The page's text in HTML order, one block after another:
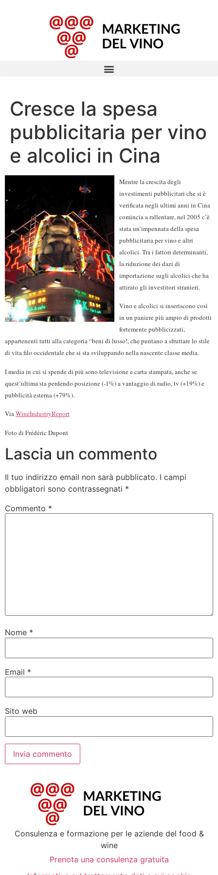
Cresce la spesa
pubblicitaria per vino
e alcolici in Cina
Mentre la crescita degli
investimenti pubblicitari che si è
verificata negli ultimi anni in Cina
comincia a rallentare, nel 2005 c’è
stata un’impennata della spesa
pubblicitaria per vino e altri
alcolici. Tra i fattori determinanti,
la riduzione dei dazi di
importazione sugli alcolici che ha
attirato gli investitori stranieri.
Vino e alcolici si inseriscono così
in un paniere più ampio di prodotti
fortemente pubblicizzati,
appartenenti tutti alla categoria “beni di lusso!, che puntano a sfruttare lo stile
di vita filo occidentale che si sta sviluppando nella nascente classe media.
I media in cui si spende di più sono televisione e carta stampata, anche se
quest’ultima sta perdendo posizione (-1%) a vantaggio di radio, tv (+19%) e
pubblicità esterna (+79%).
ViaWineIndustryReport
Foto di Frédéric Dupont
Lascia un commento
Il tuo indirizzo email non sarà pubblicato. I campi
obbligatori sono contrassegnati *
Commento *
Nome *
Email *
Sito web
Consulenza e formazione per le aziende del food &
wine
Prenota una consulenza gratuita